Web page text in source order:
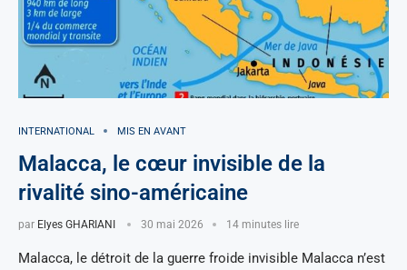
INTERNATIONAL MIS EN AVANT
Malacca, le cœur invisible de la
rivalité sino-américaine
par Elyes GHARIANI 30 mai 2026 14 minutes lire
Malacca, le détroit de la guerre froide invisible Malacca n’est